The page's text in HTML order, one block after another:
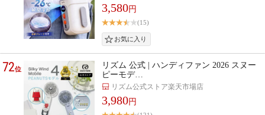
3,580円
(15)
72位
リズム 公式 | ハンディファン 2026 スヌー
ピーモデ…
リズム公式ストア楽天市場店
3,980円